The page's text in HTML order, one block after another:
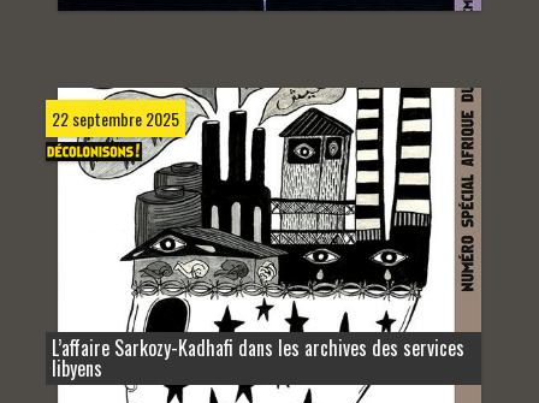
22 septembre 2025
L’affaire Sarkozy-Kadhafi dans les archives des services
libyens